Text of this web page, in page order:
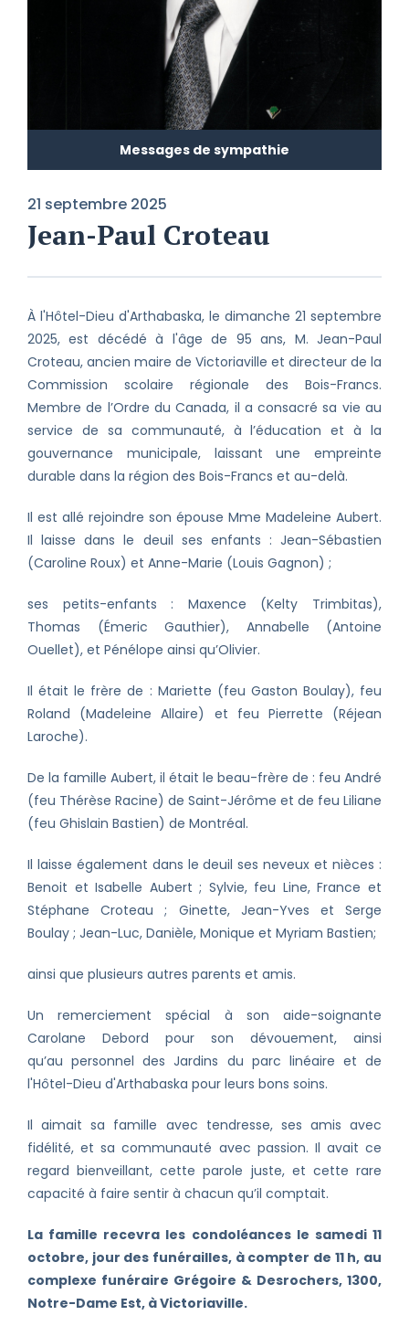
Messages de sympathie
21 septembre 2025
Jean-Paul Croteau
À l'Hôtel-Dieu d'Arthabaska, le dimanche 21 septembre
2025, est décédé à l'âge de 95 ans, M. Jean-Paul
Croteau, ancien maire de Victoriaville et directeur de la
Commission scolaire régionale des Bois-Francs.
Membre de l’Ordre du Canada, il a consacré sa vie au
service de sa communauté, à l’éducation et à la
gouvernance municipale, laissant une empreinte
durable dans la région des Bois-Francs et au-delà.
Il est allé rejoindre son épouse Mme Madeleine Aubert.
Il laisse dans le deuil ses enfants : Jean-Sébastien
(Caroline Roux) et Anne-Marie (Louis Gagnon) ;
ses petits-enfants : Maxence (Kelty Trimbitas),
Thomas (Émeric Gauthier), Annabelle (Antoine
Ouellet), et Pénélope ainsi qu’Olivier.
Il était le frère de : Mariette (feu Gaston Boulay), feu
Roland (Madeleine Allaire) et feu Pierrette (Réjean
Laroche).
De la famille Aubert, il était le beau-frère de : feu André
(feu Thérèse Racine) de Saint-Jérôme et de feu Liliane
(feu Ghislain Bastien) de Montréal.
Il laisse également dans le deuil ses neveux et nièces :
Benoit et Isabelle Aubert ; Sylvie, feu Line, France et
Stéphane Croteau ; Ginette, Jean-Yves et Serge
Boulay ; Jean-Luc, Danièle, Monique et Myriam Bastien;
ainsi que plusieurs autres parents et amis.
Un remerciement spécial à son aide-soignante
Carolane Debord pour son dévouement, ainsi
qu’au personnel des Jardins du parc linéaire et de
l'Hôtel-Dieu d'Arthabaska pour leurs bons soins.
Il aimait sa famille avec tendresse, ses amis avec
fidélité, et sa communauté avec passion. Il avait ce
regard bienveillant, cette parole juste, et cette rare
capacité à faire sentir à chacun qu’il comptait.
La famille recevra les condoléances le samedi 11
octobre, jour des funérailles, à compter de 11 h, au
complexe funéraire Grégoire & Desrochers, 1300,
Notre-Dame Est, à Victoriaville.